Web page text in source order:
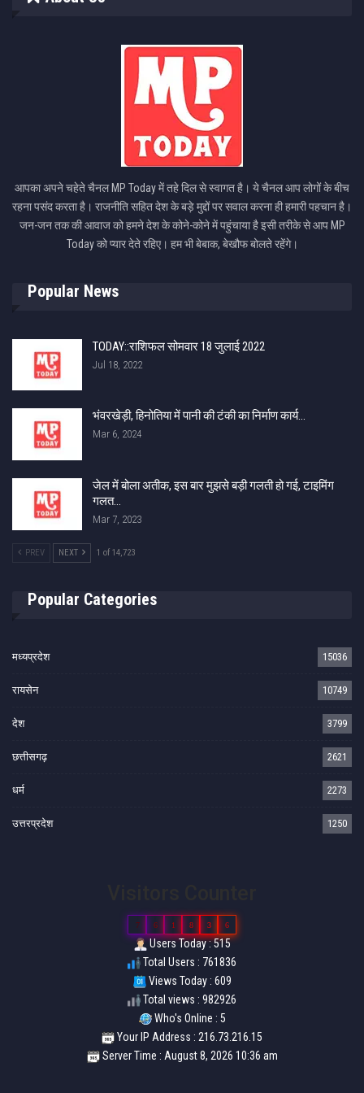
आपका अपने चहेते चैनल MP Today में तहे दिल से स्वागत है। ये चैनल आप लोगों के बीच
रहना पसंद करता है। राजनीति सहित देश के बड़े मुद्दों पर सवाल करना ही हमारी पहचान है।
जन-जन तक की आवाज को हमने देश के कोने-कोने में पहुंचाया है इसी तरीके से आप MP
Today को प्यार देते रहिए। हम भी बेबाक, बेखौफ बोलते रहेंगे।
Popular News
TODAY::राशिफल सोमवार 18 जुलाई 2022
Jul 18, 2022
भंवरखेड़ी, हिनोतिया में पानी की टंकी का निर्माण कार्य…
Mar 6, 2024
जेल में बोला अतीक, इस बार मुझसे बड़ी गलती हो गई, टाइमिंग
गलत…
Mar 7, 2023
PREV NEXT 1 of 14,723
Popular Categories
मध्यप्रदेश 15036
रायसेन 10749
देश 3799
छत्तीसगढ़ 2621
धर्म 2273
उत्तरप्रदेश 1250
7 6 1 8 3 6
Users Today : 515
Total Users : 761836
Views Today : 609
Total views : 982926
Who's Online : 5
Your IP Address : 216.73.216.15
Server Time : August 8, 2026 10:36 am